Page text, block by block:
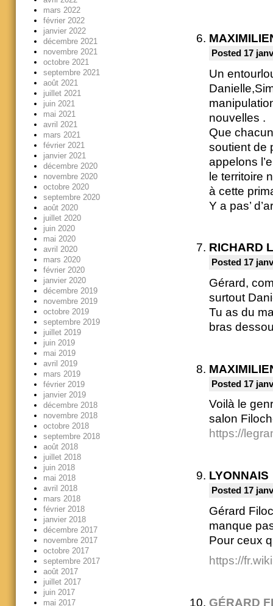
Posted 17
Un
nouvelles .
Que
soutient de
appelons
le territoire
à cette
Y a pas’
RICHARD
Posted 17
Gérard,
surtout
Tu as du
bras
Posted 17
Voilà le
salon
https://
LYONNAIS
Posted 17
Gérard
manque
Pour ceux
https://
GÉRARD
mars 2022
février 2022
janvier 2022
décembre 2021
novembre 2021
octobre 2021
septembre 2021
août 2021
juillet 2021
juin 2021
mai 2021
avril 2021
mars 2021
février 2021
janvier 2021
décembre 2020
novembre 2020
octobre 2020
septembre 2020
août 2020
juillet 2020
juin 2020
mai 2020
avril 2020
mars 2020
février 2020
janvier 2020
décembre 2019
novembre 2019
octobre 2019
septembre 2019
juillet 2019
juin 2019
mai 2019
avril 2019
mars 2019
février 2019
janvier 2019
décembre 2018
novembre 2018
octobre 2018
septembre 2018
août 2018
juillet 2018
juin 2018
mai 2018
avril 2018
mars 2018
février 2018
janvier 2018
décembre 2017
novembre 2017
octobre 2017
septembre 2017
août 2017
juillet 2017
juin 2017
mai 2017